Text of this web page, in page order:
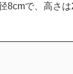
8cmで、高さ